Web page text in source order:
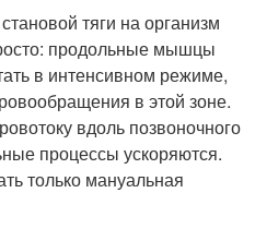
тяги на организм
продольные мышцы
в интенсивном режиме,
в этой зоне.
вдоль позвоночного
процессы ускоряются.
только мануальная